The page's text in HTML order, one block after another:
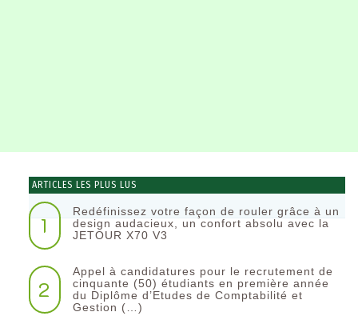
ARTICLES LES PLUS LUS
1
Redéfinissez votre façon de rouler grâce à un
design audacieux, un confort absolu avec la
JETOUR X70 V3
2
Appel à candidatures pour le recrutement de
cinquante (50) étudiants en première année
du Diplôme d’Etudes de Comptabilité et
Gestion (…)